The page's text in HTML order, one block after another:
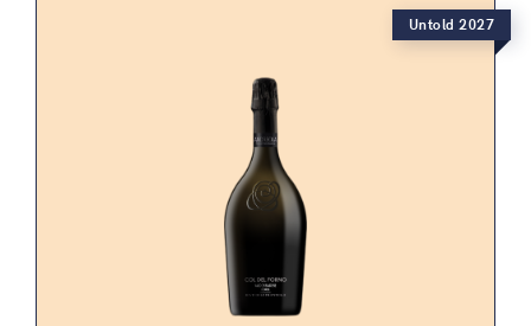
Untold 2027